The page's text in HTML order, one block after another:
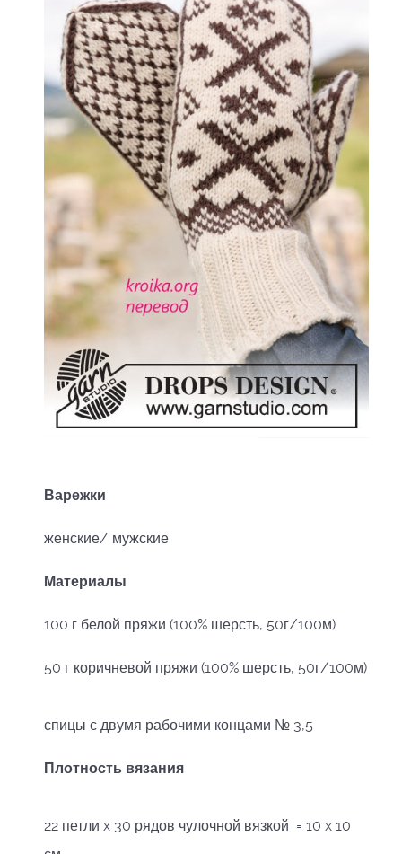
Варежки
женские/ мужские
Материалы
100 г белой пряжи (100% шерсть, 50г/100м)
50 г коричневой пряжи (100% шерсть, 50г/100м)
спицы с двумя рабочими концами № 3,5
Плотность вязания
22 петли x 30 рядов чулочной вязкой = 10 x 10